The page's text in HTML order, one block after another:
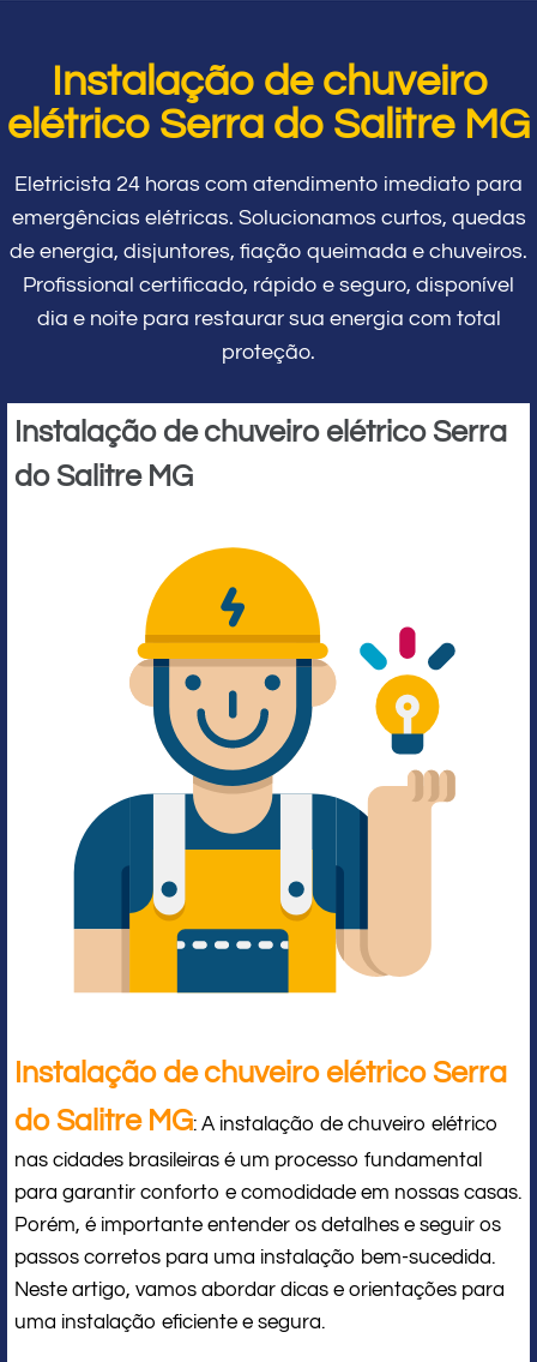
Instalação de chuveiro
elétrico Serra do Salitre MG
Eletricista 24 horas com atendimento imediato para
emergências elétricas. Solucionamos curtos, quedas
de energia, disjuntores, fiação queimada e chuveiros.
Profissional certificado, rápido e seguro, disponível
dia e noite para restaurar sua energia com total
proteção.
Instalação de chuveiro elétrico Serra
do Salitre MG
Instalação de chuveiro elétrico Serra
do Salitre MG: A instalação de chuveiro elétrico
nas cidades brasileiras é um processo fundamental
para garantir conforto e comodidade em nossas casas.
Porém, é importante entender os detalhes e seguir os
passos corretos para uma instalação bem-sucedida.
Neste artigo, vamos abordar dicas e orientações para
uma instalação eficiente e segura.